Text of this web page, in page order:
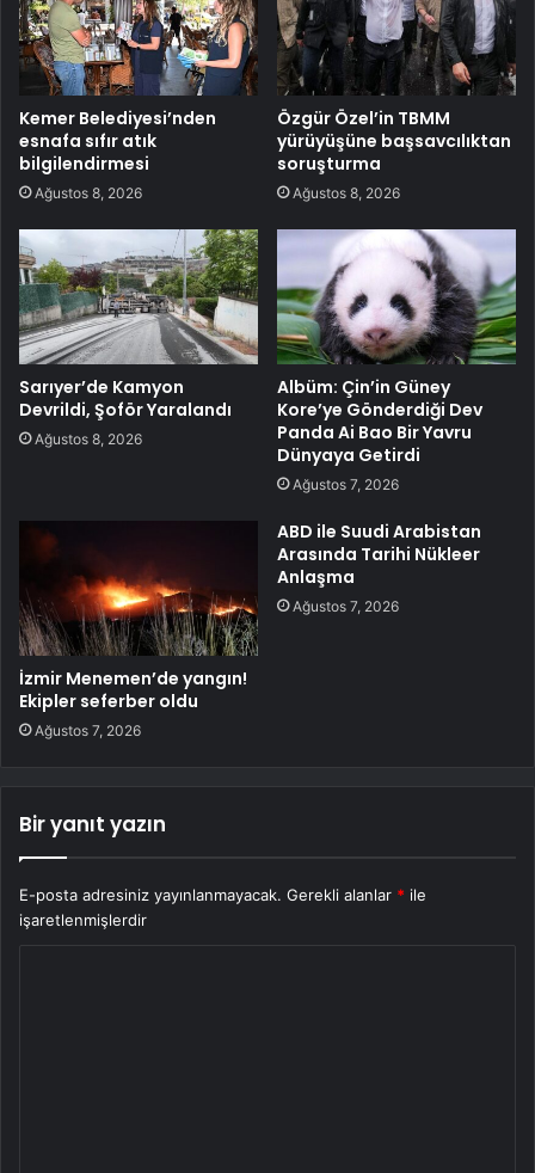
Kemer Belediyesi’nden
esnafa sıfır atık
bilgilendirmesi
Ağustos 8, 2026
Özgür Özel’in TBMM
yürüyüşüne başsavcılıktan
soruşturma
Ağustos 8, 2026
Sarıyer’de Kamyon
Devrildi, Şoför Yaralandı
Ağustos 8, 2026
Albüm: Çin’in Güney
Kore’ye Gönderdiği Dev
Panda Ai Bao Bir Yavru
Dünyaya Getirdi
Ağustos 7, 2026
İzmir Menemen’de yangın!
Ekipler seferber oldu
Ağustos 7, 2026
ABD ile Suudi Arabistan
Arasında Tarihi Nükleer
Anlaşma
Ağustos 7, 2026
Bir yanıt yazın
E-posta adresiniz yayınlanmayacak. Gerekli alanlar * ile
işaretlenmişlerdir